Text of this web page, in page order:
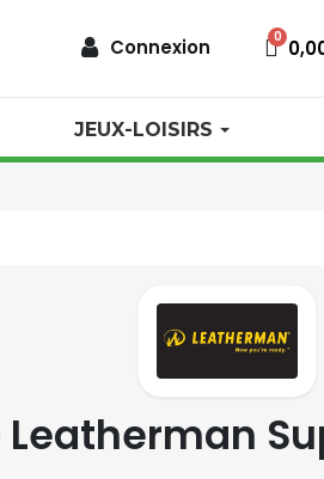
Connexion
JEUX-LOISIRS
Leatherman